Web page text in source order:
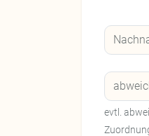
evtl.